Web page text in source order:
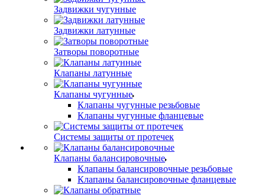
Задвижки чугунные
Задвижки латунные
Затворы поворотные
Клапаны латунные
Клапаны чугунные
Клапаны чугунные резьбовые
Клапаны чугунные фланцевые
Системы защиты от протечек
Клапаны балансировочные
Клапаны балансировочные резьбовые
Клапаны балансировочные фланцевые